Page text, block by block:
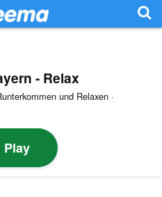
- Relax
und Relaxen ·
Play